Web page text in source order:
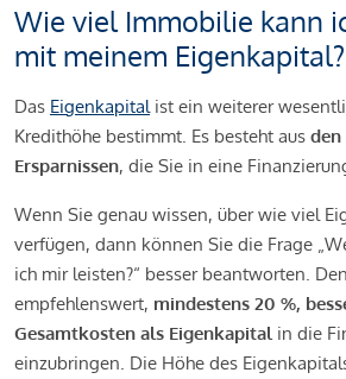
Wie viel Immobilie kann
mit meinem
Das Eigenkapitalist ein weiterer
Kredithöhe bestimmt. Es besteht aus den
Ersparnissen, die Sie in eine
Wenn Sie genau wissen, über wie viel
verfügen, dann können Sie die Frage
ich mir leisten?“ besser beantworten.
empfehlenswert, mindestens 20 %,
Gesamtkosten als Eigenkapital in die
einzubringen. Die Höhe des